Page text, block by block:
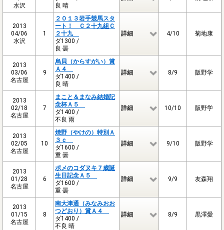
水沢
良 晴
2013
04/06
水沢
1
２０１３岩手競馬スタ
ート！ Ｃ２十九組Ｃ
２十九
ダ1300 /
良 曇
詳細 4/10 菊地康
2013
03/06
名古屋
9
烏貝（からすがい）賞
Ａ４
ダ1400 /
良 晴
詳細 8/9 阪野学
2013
02/18
名古屋
7
まこと＆まなみ結婚記
念杯Ａ５
ダ1400 /
不良 雨
詳細 10/10 阪野学
2013
02/05
名古屋
10
焼野（やけの）特別Ａ
３ｃ
ダ1600 /
重 曇
詳細 9/10 阪野学
2013
01/28
名古屋
6
ポメのコダヌキ７歳誕
生日記念Ａ５
ダ1600 /
重 曇
詳細 9/9 友森翔
2013
01/15
名古屋
8
南大津通（みなみおお
つどおり）賞Ａ４
ダ1400 /
不良 晴
詳細 8/9 黒澤愛